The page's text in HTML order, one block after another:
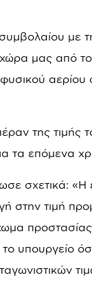
με
χώρα μας από
της τιμής
τα επόμενα
σχετικά: «Η
στην τιμή
υπουργείο